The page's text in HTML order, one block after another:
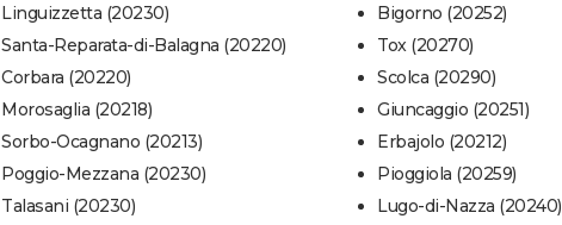
Linguizzetta (20230)
Santa-Reparata-di-Balagna (20220)
Corbara (20220)
Morosaglia (20218)
Sorbo-Ocagnano (20213)
Poggio-Mezzana (20230)
Talasani (20230)
Bigorno (20252)
Tox (20270)
Scolca (20290)
Giuncaggio (20251)
Erbajolo (20212)
Pioggiola (20259)
Lugo-di-Nazza (20240)